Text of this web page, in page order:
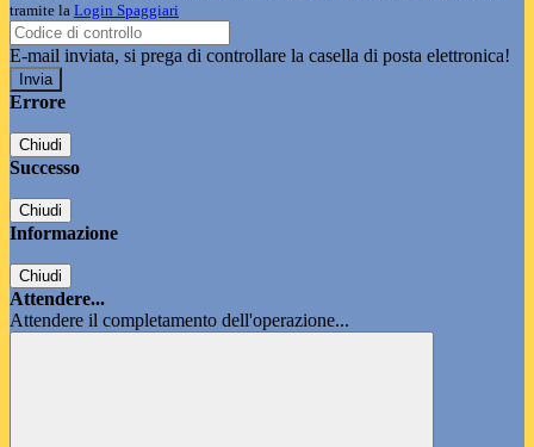
tramite la Login Spaggiari
E-mail inviata, si prega di controllare la casella di posta elettronica!
Errore
Chiudi
Successo
Chiudi
Informazione
Chiudi
Attendere...
Attendere il completamento dell'operazione...